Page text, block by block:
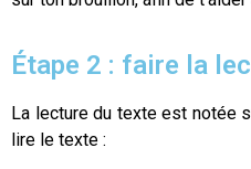
Étape 2 : faire la
La lecture du texte est notée
lire le texte :